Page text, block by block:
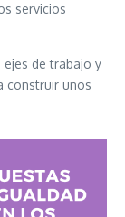
servicios
ejes de trabajo y
construir unos